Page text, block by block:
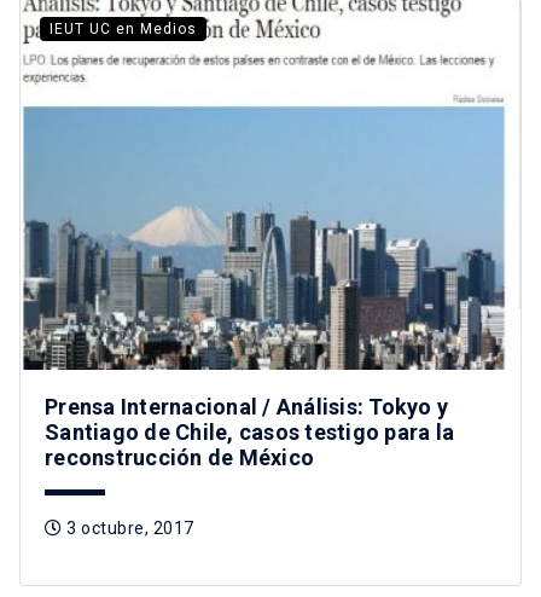
IEUT UC en Medios
Prensa Internacional / Análisis: Tokyo y
Santiago de Chile, casos testigo para la
reconstrucción de México
3 octubre, 2017